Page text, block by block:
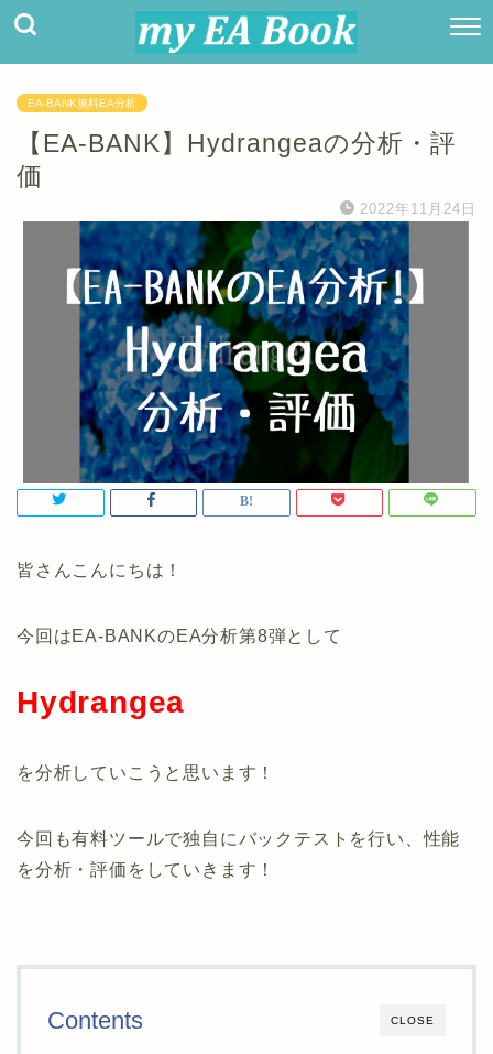
EA-BANK無料EA分析
【EA-BANK】Hydrangeaの分析・評
価
2022年11月24日
皆さんこんにちは！
今回はEA-BANKのEA分析第8弾として
Hydrangea
を分析していこうと思います！
今回も有料ツールで独自にバックテストを行い、性能
を分析・評価をしていきます！
CLOSE
Contents